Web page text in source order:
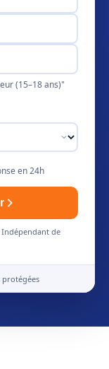
(15–18 ans)"
en 24h
Indépendant de
protégées